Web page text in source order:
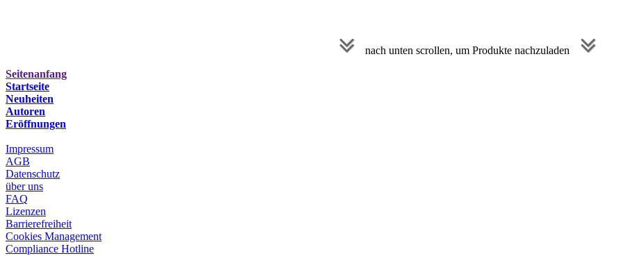
nach unten scrollen, um Produkte nachzuladen
Seitenanfang
Startseite
Neuheiten
Autoren
Eröffnungen
Impressum
AGB
Datenschutz
über uns
FAQ
Lizenzen
Barrierefreiheit
Cookies Management
Compliance Hotline